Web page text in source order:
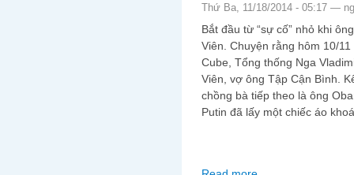
Thứ Ba, 11/18/2014 - 05:17 —
Bắt đầu từ “sự cố” nhỏ khi
Viên. Chuyện rằng hôm 10/
Cube, Tổng thống Nga
Viên, vợ ông Tập Cận Bình.
chồng bà tiếp theo là ông
Putin đã lấy một chiếc áo